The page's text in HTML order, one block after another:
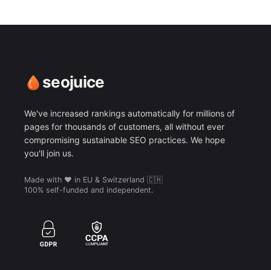
seojuice
We've increased rankings automatically for millions of
pages for thousands of customers, all without ever
compromising sustainable SEO practices. We hope
you'll join us.
Made with ❤️ in EU & Switzerland 🇨🇭
100% self-funded and independent.